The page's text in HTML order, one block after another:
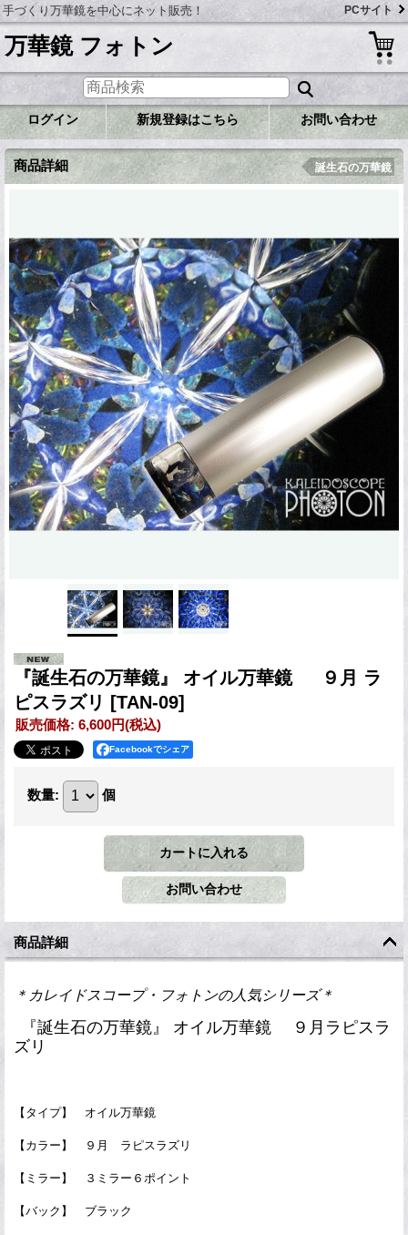
手づくり万華鏡を中心にネット販売！ PCサイト
万華鏡 フォトン
ログイン 新規登録はこちら お問い合わせ
商品詳細 誕生石の万華鏡
『誕生石の万華鏡』 オイル万華鏡 ９月 ラ
ピスラズリ [TAN-09]
販売価格: 6,600円(税込)
Facebookでシェア
数量: 個
商品詳細
＊カレイドスコープ・フォトンの人気シリーズ＊
『誕生石の万華鏡』 オイル万華鏡 ９月ラピスラ
ズリ
【タイプ】 オイル万華鏡
【カラー】 ９月 ラピスラズリ
【ミラー】 ３ミラー６ポイント
【バック】 ブラック